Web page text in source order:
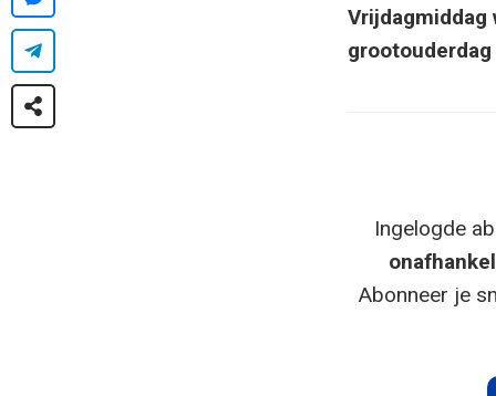
Vrijdagmiddag
Ingelogde
Abonneer je